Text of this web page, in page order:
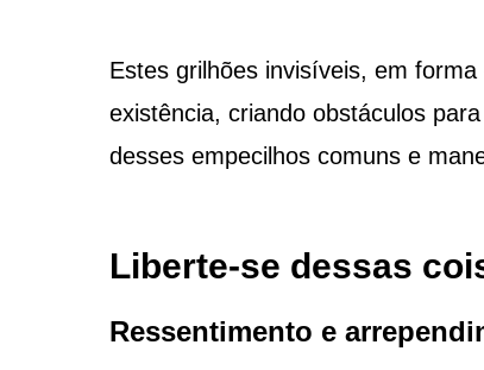
Estes grilhões invisíveis, em
existência, criando obstáculos
desses empecilhos comuns e
Liberte-se dessas
Ressentimento e